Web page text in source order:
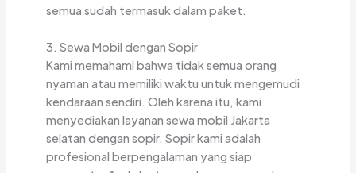
semua sudah termasuk dalam paket.
3. Sewa Mobil dengan Sopir
Kami memahami bahwa tidak semua orang
nyaman atau memiliki waktu untuk mengemudi
kendaraan sendiri. Oleh karena itu, kami
menyediakan layanan sewa mobil Jakarta
selatan dengan sopir. Sopir kami adalah
profesional berpengalaman yang siap